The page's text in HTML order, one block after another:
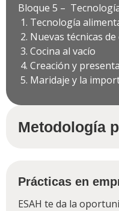
Bloque 5 –
Tecnología
Nuevas técnicas de
Cocina al vacío
Creación y
Maridaje y la
Metodología
Prácticas en
ESAH te da la